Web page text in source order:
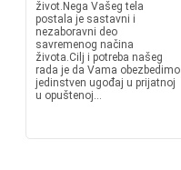
život.Nega Vašeg tela
postala je sastavni i
nezaboravni deo
savremenog načina
života.Cilj i potreba našeg
rada je da Vama obezbedimo
jedinstven ugođaj u prijatnoj
u opuštenoj...